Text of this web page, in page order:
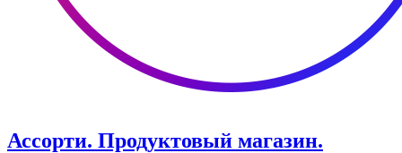
Ассорти. Продуктовый магазин.